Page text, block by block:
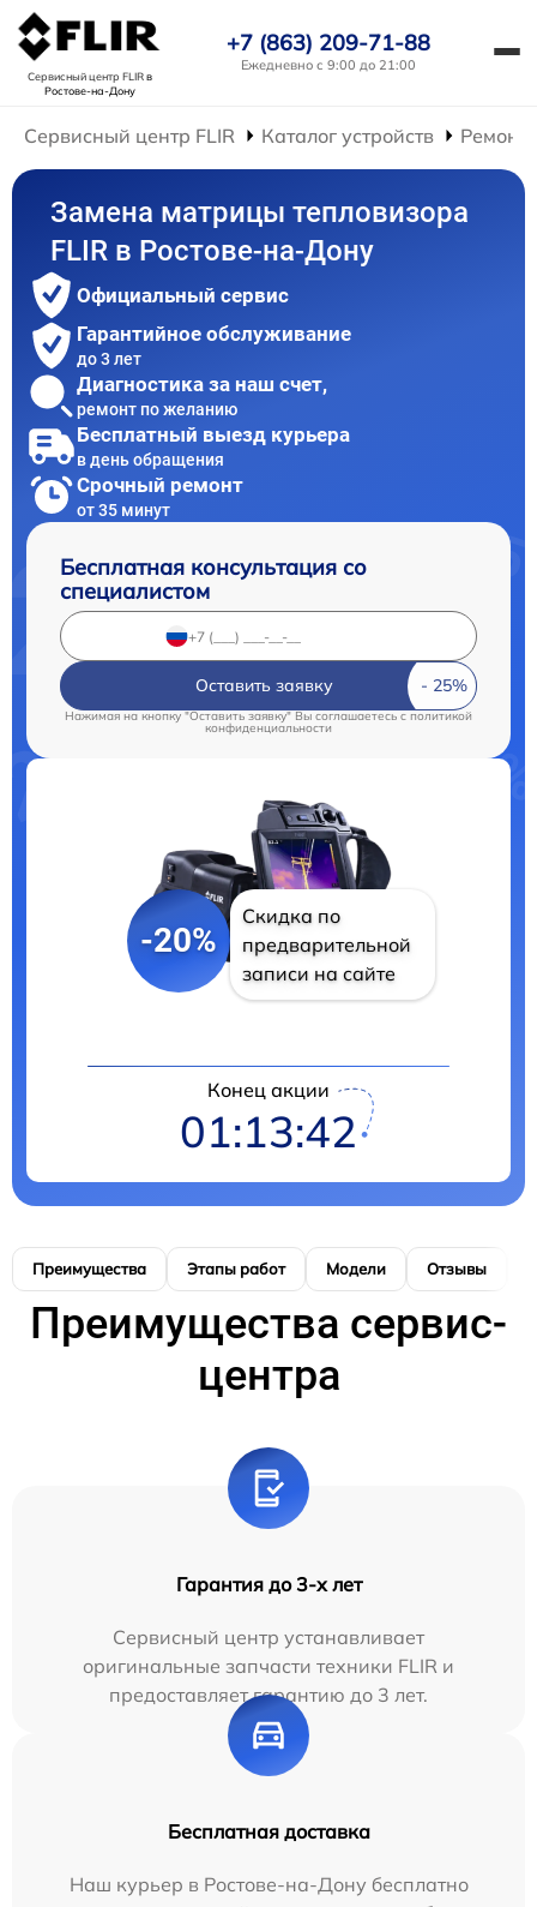
Сервисный центр FLIRв
Ростове-на-Дону
+7 (863) 209-71-88
Ежедневно с 9:00 до 21:00
Сервисный центр FLIR Каталог устройств Ремонт
Замена матрицы тепловизора
FLIR в Ростове-на-Дону
Официальный сервис
Гарантийное обслуживание
до 3 лет
Диагностика за наш счет,
ремонт по желанию
Бесплатный выезд курьера
в день обращения
Срочный ремонт
от 35 минут
Бесплатная консультация со
специалистом
Оставить заявку
Нажимая на кнопку "Оставить заявку" Вы соглашаетесь c политикой
конфиденциальности
-20%
Скидка по
предварительной
записи на сайте
Конец акции
01:13:41
Преимущества Этапы работ Модели Отзывы
Преимущества сервис-
центра
Гарантия до 3-х лет
Сервисный центр устанавливает
оригинальные запчасти техники FLIR и
предоставляет гарантию до 3 лет.
Бесплатная доставка
Наш курьер в Ростове-на-Дону бесплатно